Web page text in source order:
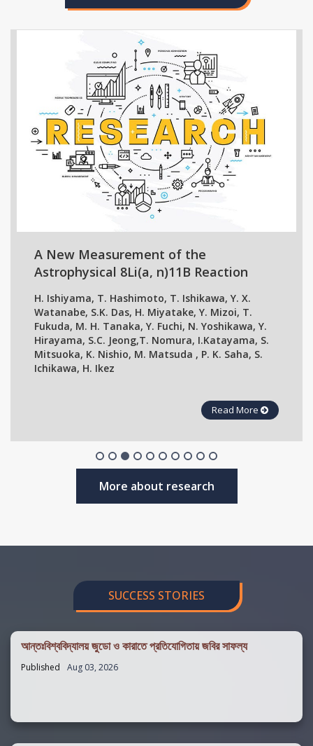
A New Measurement of the
Astrophysical 8Li(a, n)11B Reaction
H. Ishiyama, T. Hashimoto, T. Ishikawa, Y. X.
Watanabe, S.K. Das, H. Miyatake, Y. Mizoi, T.
Fukuda, M. H. Tanaka, Y. Fuchi, N. Yoshikawa, Y.
Hirayama, S.C. Jeong,T. Nomura, I.Katayama, S.
Mitsuoka, K. Nishio, M. Matsuda , P. K. Saha, S.
Ichikawa, H. Ikez
Read More
More about research
SUCCESS STORIES
আন্তঃবিশ্ববিদ্যালয় জুডো ও কারাতে প্রতিযোগিতায় জবির সাফল্য
Published Aug 03, 2026